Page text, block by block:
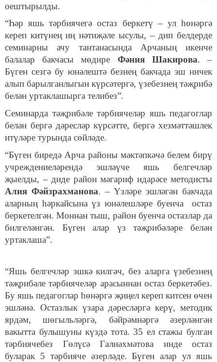
оештырылды.
“Һәр яшь тәрбиячегә остаз беркетү – ул һөнәргә
кереп китүнең иң нәтиҗәле ысулы, – дип белдерде
семинарны ачу тантанасында Арчаның икенче
балалар бакчасы мөдире Фәния Шакирова. –
Бүген сезгә бу юнәлештә безнең бакчада эш ничек
алып барылганлыгын күрсәтергә, үзебезнең тәҗрибә
белән уртаклашырга телибез”.
Семинарда тәҗрибәле тәрбиячеләр яшь педагоглар
белән бергә дәресләр күрсәтте, бергә хезмәттәшлек
итүләре турында сөйләде.
“Бүген биредә Арча районы мәктәпкәчә белем бирү
учреждениеләрендә эшләүче яшь белгечләр
җыелды, – диде район мәгариф идарәсе методисты
Алия Фәйзрахманова. – Үзләре эшләгән бакчада
аларның һәркайсына үз юнәлешләре буенча остаз
беркетелгән. Моннан тыш, район буенча остазлар да
билгеләнгән. Бүген алар үз тәҗрибәләре белән
уртаклаша”.
“Яшь белгечләр эшкә килгәч, без аларга үзебезнең
тәҗрибәле тәрбиячеләр арасыннан остаз беркетәбез.
Бу яшь педагоглар һөнәргә җиңел кереп китсен өчен
эшләнә. Остазлык үзара дәресләргә керү, методик
ярдәм, шөгыльләргә, бәйрәмнәргә әзерләнгән
вакытта булышуны күздә тота. 35 ел стажы булган
тәрбиячебез Гөлүсә Галиәхмәтова инде остаз
буларак 5 тәрбияче әзерләде. Бүген алар ул яшь